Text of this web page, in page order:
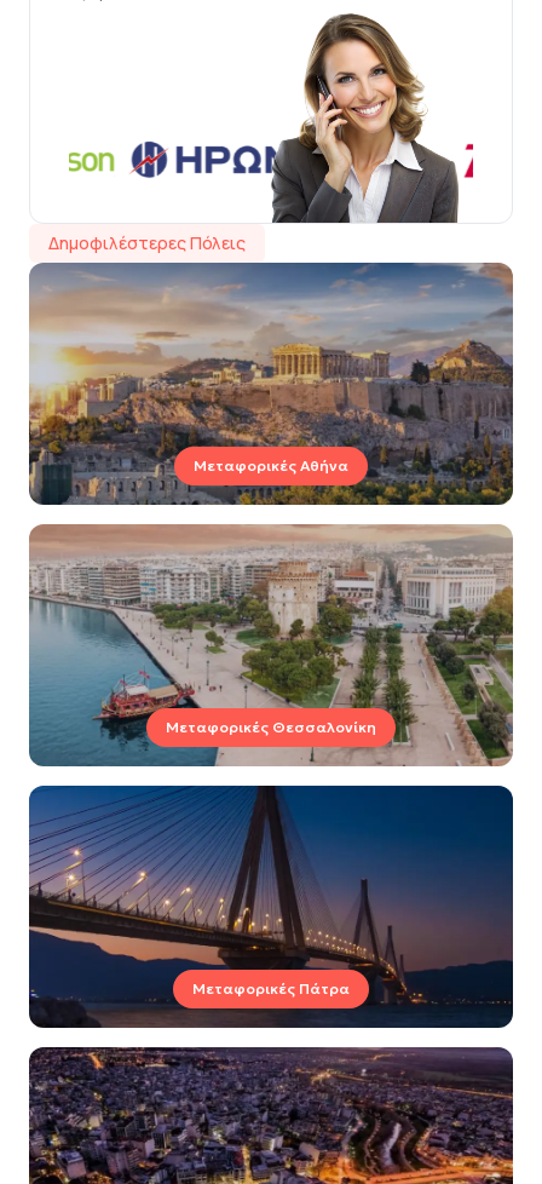
Δημοφιλέστερες Πόλεις
Μεταφορικές Αθήνα
Μεταφορικές Θεσσαλονίκη
Μεταφορικές Πάτρα